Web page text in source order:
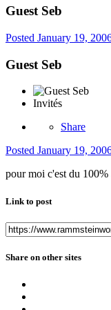
Guest Seb
Posted January 19,
Guest Seb
Invités
Share
Posted January 19,
pour moi c'est du 100%
Link to post
Share on other sites